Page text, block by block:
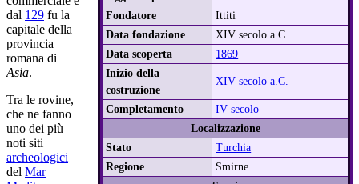
Fondatore
Ittiti
Data fondazione
XIV secolo a.C.
Data scoperta
1869
Inizio della
costruzione
XIV secolo a.C.
Completamento
IV secolo
Localizzazione
Stato
Turchia
Regione
Smirne
dal 129 fu la
capitale della
provincia
romana di
Asia.
Tra le rovine,
che ne fanno
uno dei più
noti siti
archeologici
del Mar